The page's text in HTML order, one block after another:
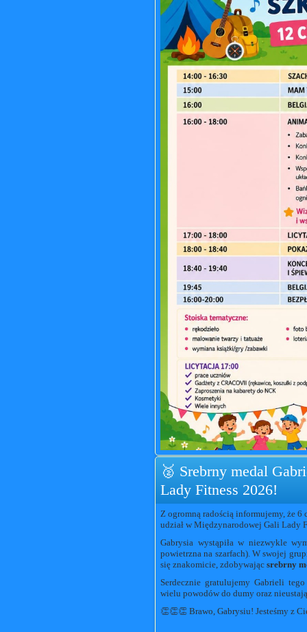
🥈 Srebrny medal
Lady Fitness 2026!
Z ogromną radością informujemy, że
udział w Międzynarodowej Gali Lady
Gabrysia wystąpiła w niezwykle
powietrzna na szarfach). W swojej
się znakomicie, zdobywając srebrny
Serdecznie gratulujemy Gabrieli
wielu powodów do dumy oraz
👏👏👏 Brawo, Gabrysiu! Jesteśmy z